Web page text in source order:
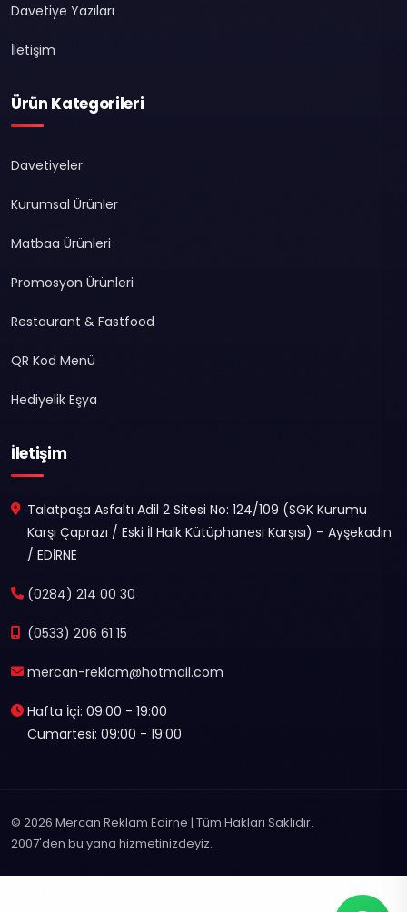
Davetiye Yazıları
İletişim
Ürün Kategorileri
Davetiyeler
Kurumsal Ürünler
Matbaa Ürünleri
Promosyon Ürünleri
Restaurant & Fastfood
QR Kod Menü
Hediyelik Eşya
İletişim
Talatpaşa Asfaltı Adil 2 Sitesi No: 124/109 (SGK Kurumu
Karşı Çaprazı / Eski İl Halk Kütüphanesi Karşısı) – Ayşekadın
/ EDİRNE
(0284) 214 00 30
(0533) 206 61 15
mercan-reklam@hotmail.com
Hafta İçi: 09:00 - 19:00
Cumartesi: 09:00 - 19:00
© 2026 Mercan Reklam Edirne | Tüm Hakları Saklıdır.
2007'den bu yana hizmetinizdeyiz.